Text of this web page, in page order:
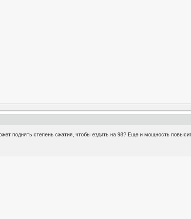
поднять степень сжатия, чтобы ездить на 98? Еще и мощность